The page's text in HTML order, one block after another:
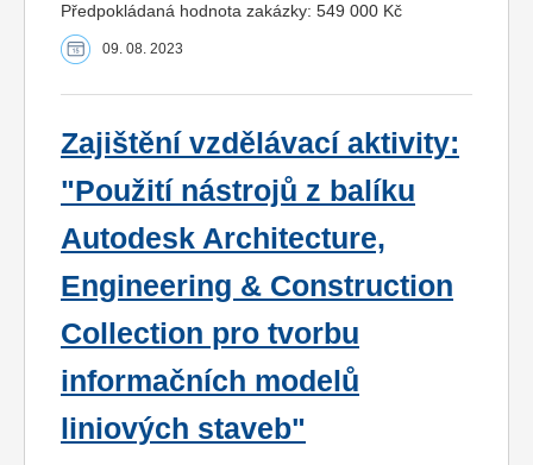
Předpokládaná hodnota zakázky: 549 000 Kč
09. 08. 2023
Zajištění vzdělávací aktivity:
"Použití nástrojů z balíku
Autodesk Architecture,
Engineering & Construction
Collection pro tvorbu
informačních modelů
liniových staveb"